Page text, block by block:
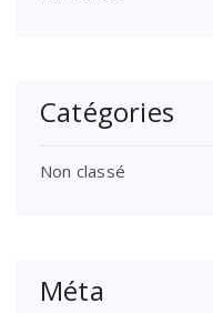
Catégories
Non classé
Méta